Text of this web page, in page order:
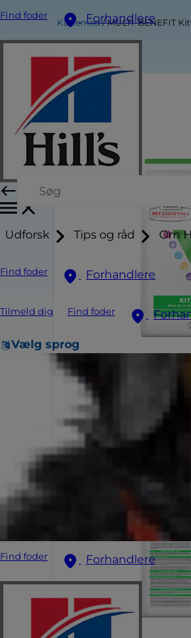
Find foder Forhandlere
Udforsk Tips og råd Om
Find foder Forhandlere
Tilmeld dig Find foder
Vælg sprog
Find foder Forhandlere
Kattemad MULTI-BENEFIT